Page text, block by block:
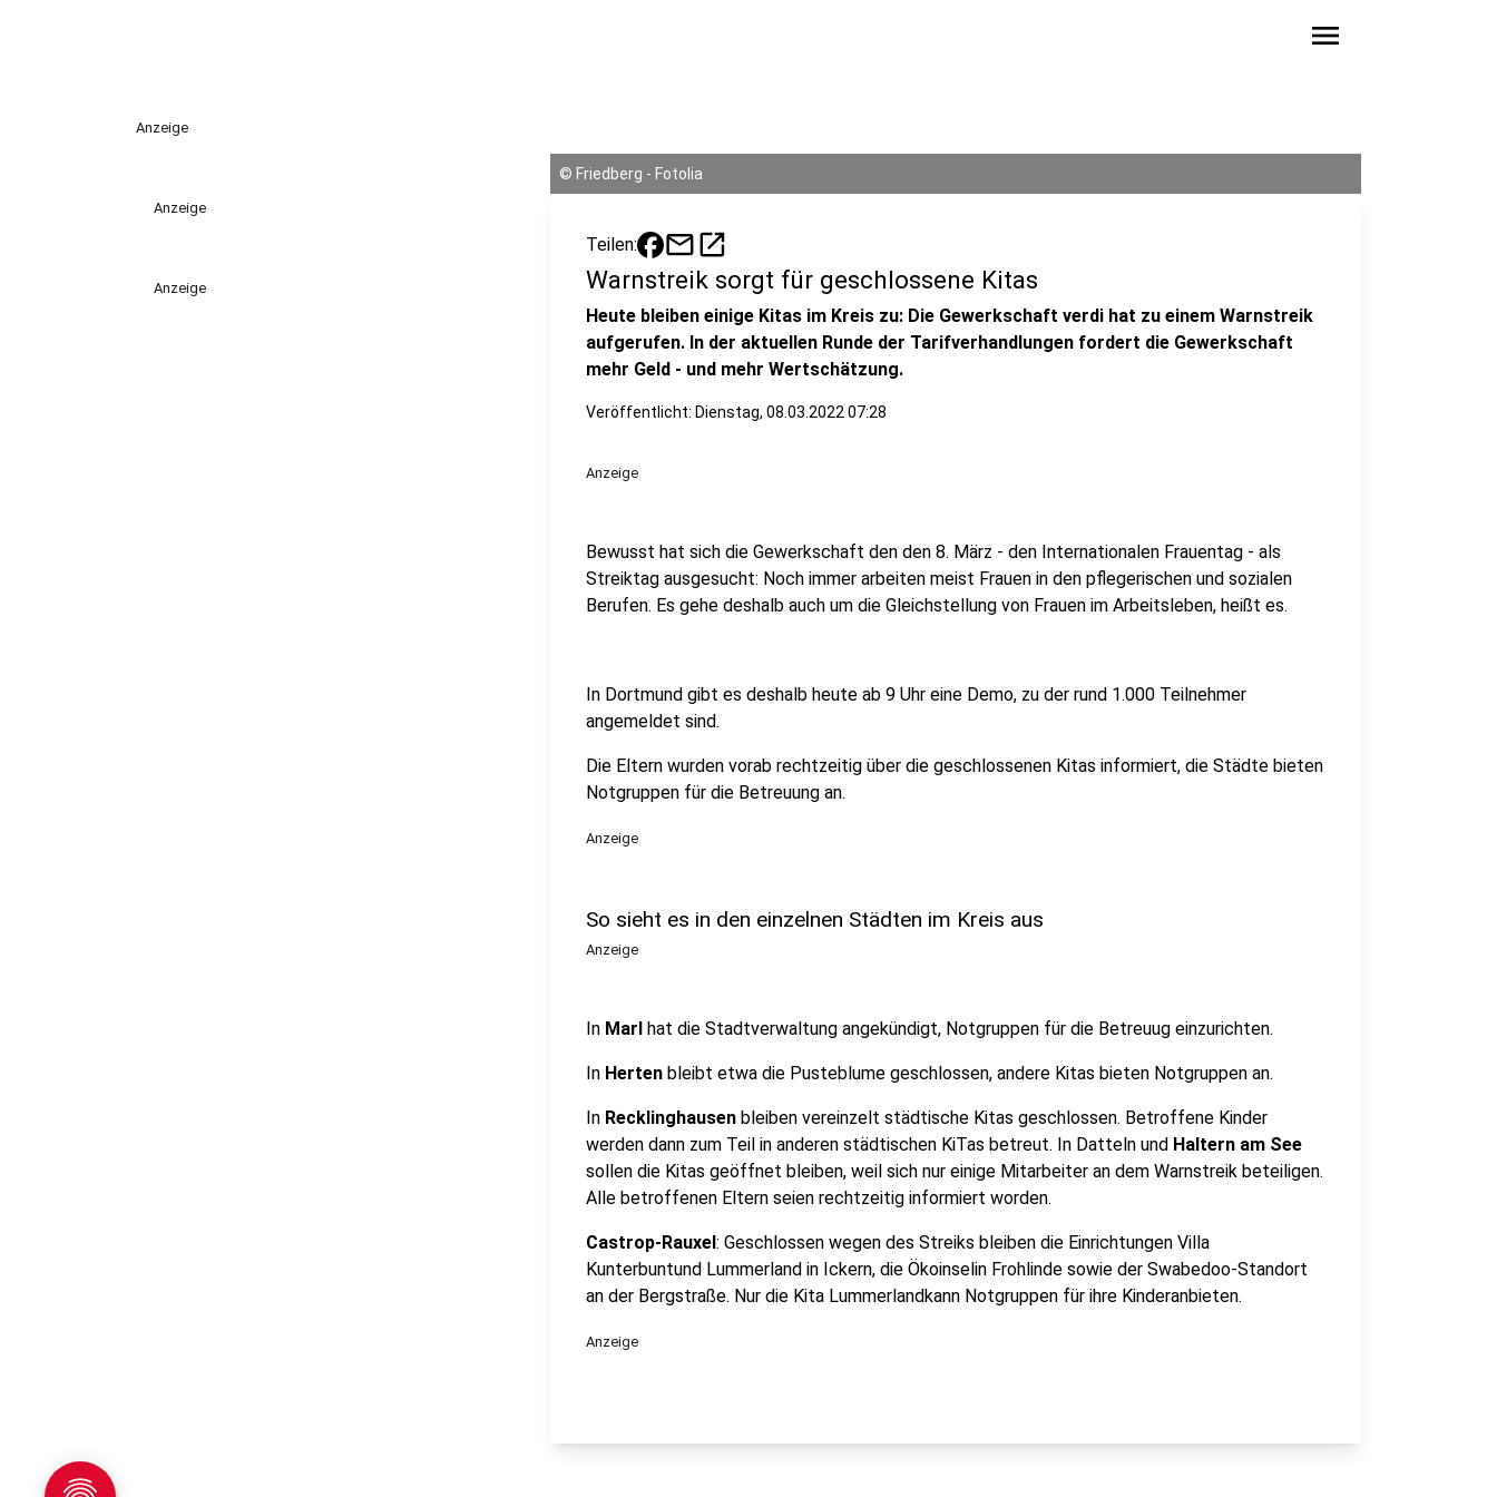
menu
Anzeige
Anzeige
Anzeige
© Friedberg - Fotolia
Teilen: mailopen_in_new
Warnstreik sorgt für geschlossene Kitas
Heute bleiben einige Kitas im Kreis zu: Die Gewerkschaft verdi hat zu einem Warnstreik
aufgerufen. In der aktuellen Runde der Tarifverhandlungen fordert die Gewerkschaft
mehr Geld - und mehr Wertschätzung.
Veröffentlicht: Dienstag, 08.03.2022 07:28
Anzeige
Bewusst hat sich die Gewerkschaft den den 8. März - den Internationalen Frauentag - als
Streiktag ausgesucht: Noch immer arbeiten meist Frauen in den pflegerischen und sozialen
Berufen. Es gehe deshalb auch um die Gleichstellung von Frauen im Arbeitsleben, heißt es.
In Dortmund gibt es deshalb heute ab 9 Uhr eine Demo, zu der rund 1.000 Teilnehmer
angemeldet sind.
Die Eltern wurden vorab rechtzeitig über die geschlossenen Kitas informiert, die Städte bieten
Notgruppen für die Betreuung an.
Anzeige
So sieht es in den einzelnen Städten im Kreis aus
Anzeige
In Marl hat die Stadtverwaltung angekündigt, Notgruppen für die Betreuug einzurichten.
In Herten bleibt etwa die Pusteblume geschlossen, andere Kitas bieten Notgruppen an.
In Recklinghausen bleiben vereinzelt städtische Kitas geschlossen. Betroffene Kinder
werden dann zum Teil in anderen städtischen KiTas betreut. In Datteln und Haltern am See
sollen die Kitas geöffnet bleiben, weil sich nur einige Mitarbeiter an dem Warnstreik beteiligen.
Alle betroffenen Eltern seien rechtzeitig informiert worden.
Castrop-Rauxel: Geschlossen wegen des Streiks bleiben die Einrichtungen Villa
Kunterbuntund Lummerland in Ickern, die Ökoinselin Frohlinde sowie der Swabedoo-Standort
an der Bergstraße. Nur die Kita Lummerlandkann Notgruppen für ihre Kinderanbieten.
Anzeige